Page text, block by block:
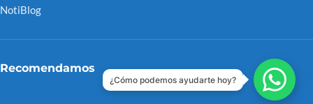
NotiBlog
Recomendamos
¿Cómo podemos ayudarte hoy?